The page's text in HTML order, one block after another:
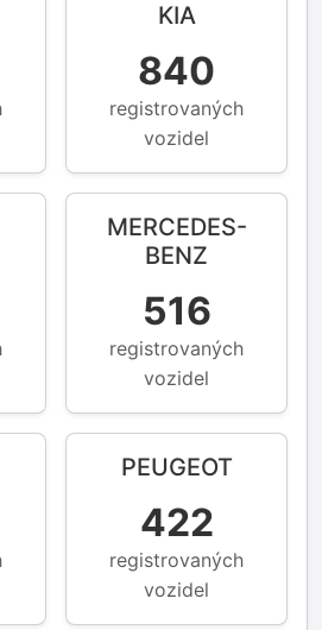
KIA
840
registrovaných
vozidel
MERCEDES-
BENZ
516
registrovaných
vozidel
PEUGEOT
422
registrovaných
vozidel